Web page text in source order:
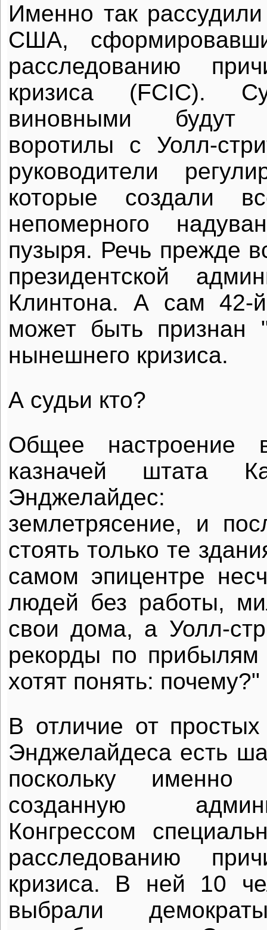
Именно так
США,
расследованию
кризиса (FCIC).
виновными
воротилы с Уолл-
руководители
которые создали
непомерного
пузыря. Речь прежде
президентской
Клинтона. А сам 42-
может быть признан
нынешнего кризиса.
А судьи кто?
Общее настроение
казначей штата
Энджелайдес:
землетрясение, и
стоять только те
самом эпицентре
людей без работы,
свои дома, а Уолл-
рекорды по
хотят понять: почему?"
В отличие от
Энджелайдеса есть
поскольку именно
созданную
Конгрессом
расследованию
кризиса. В ней 10
выбрали